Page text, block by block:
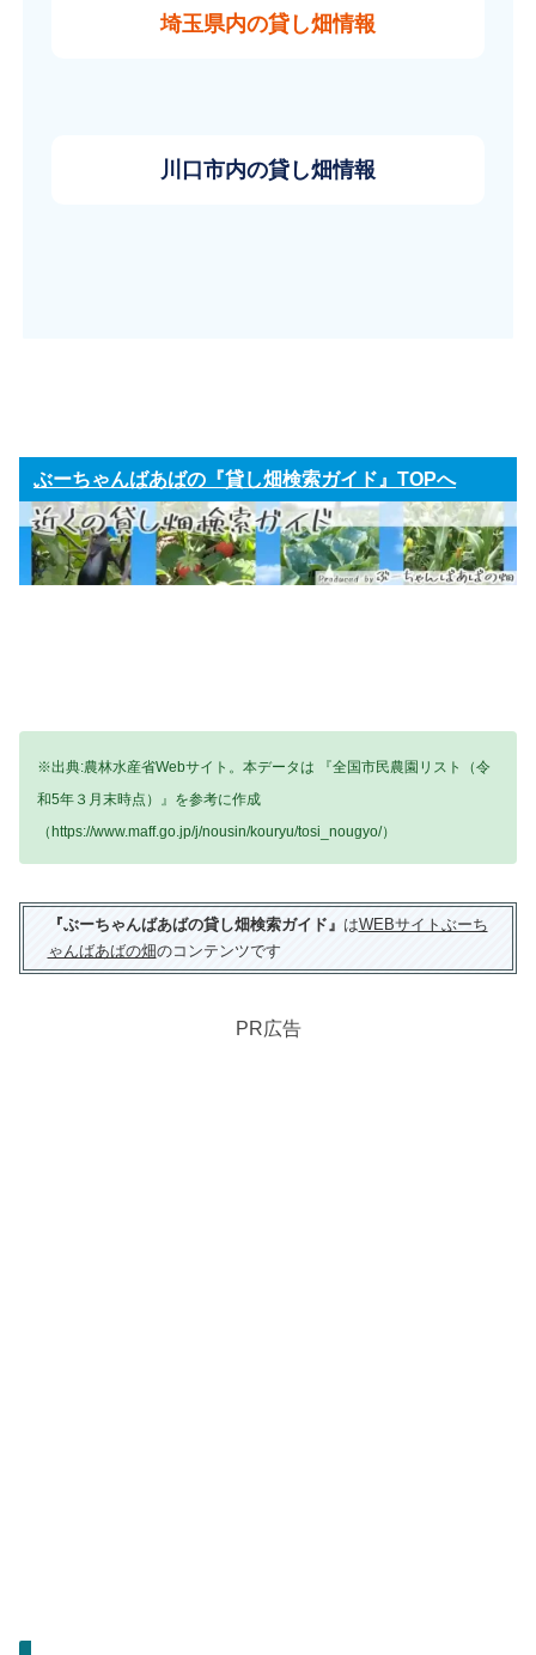
埼玉県内の貸し畑情報
川口市内の貸し畑情報
ぶーちゃんばあばの『貸し畑検索ガイド』TOPへ
※出典:農林水産省Webサイト。本データは 『全国市民農園リスト（令
和5年３月末時点）』を参考に作成
（https://www.maff.go.jp/j/nousin/kouryu/tosi_nougyo/）
『ぶーちゃんばあばの貸し畑検索ガイド』 はWEBサイトぶーち
ゃんばあばの畑のコンテンツです
PR広告